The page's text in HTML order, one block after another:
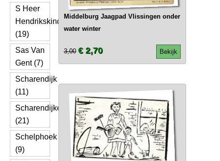
S Heer
Hendrikskinderen
(19)
Sas Van
Gent (7)
Scharendijk
(11)
Scharendijke
(21)
Schelphoek
(9)
Middelburg Jaagpad Vlissingen onder
water winter
Bekijk
3,00 € 2,70